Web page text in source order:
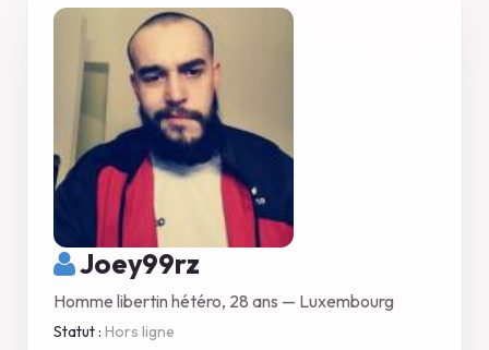
Joey99rz
Homme libertin hétéro, 28 ans — Luxembourg
Statut : Hors ligne